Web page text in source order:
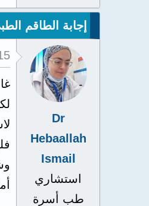
إجابة الطاقم
Dr
Hebaallah
Ismail
استشاري
طب أسرة
15 أبريل